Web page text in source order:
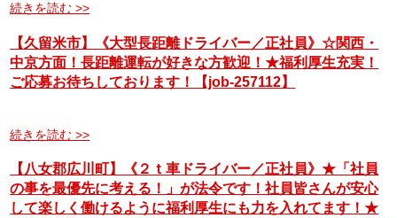
続きを読む >>
【久留米市】《大型長距離ドライバー／正社員》☆関西・
中京方面！長距離運転が好きな方歓迎！★福利厚生充実！
ご応募お待ちしております！【job-257112】
続きを読む >>
【八女郡広川町】《２ｔ車ドライバー／正社員》★「社員
の事を最優先に考える！」が法令です！社員皆さんが安心
して楽しく働けるように福利厚生にも力を入れてます！★